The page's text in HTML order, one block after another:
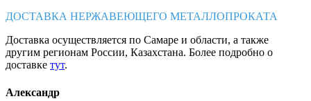
ДОСТАВКА НЕРЖАВЕЮЩЕГО МЕТАЛЛОПРОКАТА
Доставка осуществляется по Самаре и области, а также
другим регионам России, Казахстана. Более подробно о
доставке тут.
Александр